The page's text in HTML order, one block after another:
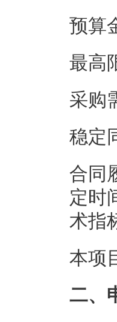
预算
最高
采购
稳定
合同
定时
术指
本项
二、